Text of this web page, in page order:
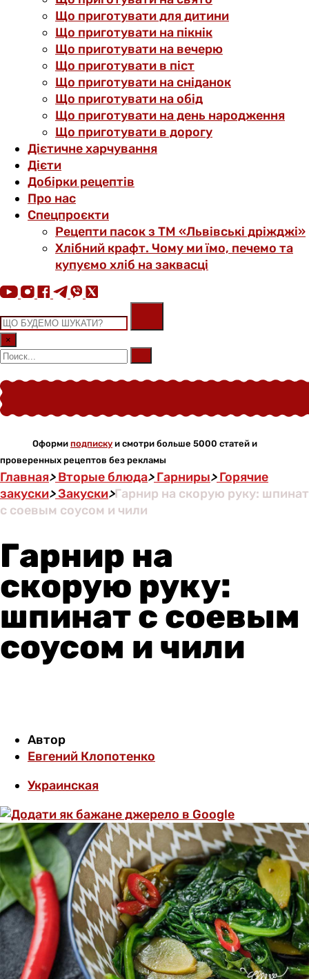
Що приготувати для дитини
Що приготувати на пікнік
Що приготувати на вечерю
Що приготувати в піст
Що приготувати на сніданок
Що приготувати на обід
Що приготувати на день народження
Що приготувати в дорогу
Дієтичне харчування
Дієти
Добірки рецептів
Про нас
Спецпроєкти
Рецепти пасок з ТМ «Львівські дріжджі»
Хлібний крафт. Чому ми їмо, печемо та
купуємо хліб на заквасці
×
Оформи подписку и смотри больше 5000 статей и
проверенных рецептов без рекламы
Главная>Вторые блюда>Гарниры>Горячие
закуски>Закуски>Гарнир на скорую руку: шпинат
с соевым соусом и чили
Гарнир на
скорую руку:
шпинат с соевым
соусом и чили
Автор
Евгений Клопотенко
Украинская